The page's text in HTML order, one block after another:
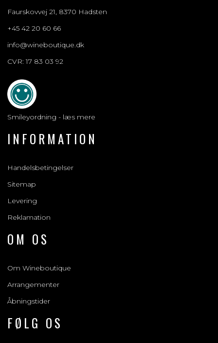
Faurskovvej 21, 8370 Hadsten
+45 42 20 60 66
info@wineboutique.dk
CVR: 17 83 03 92
Smileyordning - læs mere
INFORMATION
Handelsbetingelser
Sitemap
Levering
Reklamation
OM OS
Om Wineboutique
Arrangementer
Åbningstider
FØLG OS